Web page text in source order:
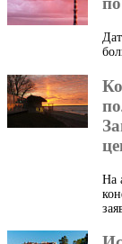
На